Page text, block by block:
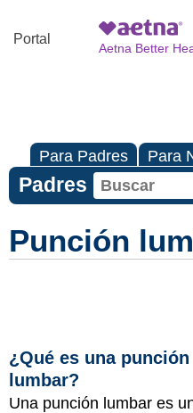
Portal
Aetna Better
Para Padres Para
Padres
Punción
¿Qué es una punción
lumbar?
Una punción lumbar es